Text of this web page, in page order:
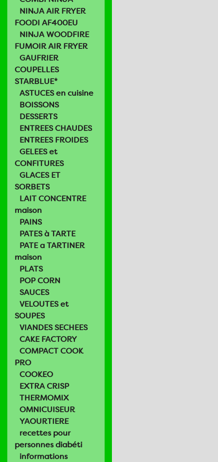
NINJA AIR FRYER
FOODI AF400EU
NINJA WOODFIRE
FUMOIR AIR FRYER
GAUFRIER
COUPELLES
STARBLUE*
ASTUCES en cuisine
BOISSONS
DESSERTS
ENTREES CHAUDES
ENTREES FROIDES
GELEES et
CONFITURES
GLACES ET
SORBETS
LAIT CONCENTRE
maison
PAINS
PATES à TARTE
PATE a TARTINER
maison
PLATS
POP CORN
SAUCES
VELOUTES et
SOUPES
VIANDES SECHEES
CAKE FACTORY
COMPACT COOK
PRO
COOKEO
EXTRA CRISP
THERMOMIX
OMNICUISEUR
YAOURTIERE
recettes pour
personnes diabéti
informations